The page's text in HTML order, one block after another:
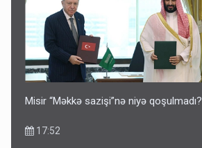
Misir “Məkkə sazişi”nə niyə qoşulmadı?
17:52